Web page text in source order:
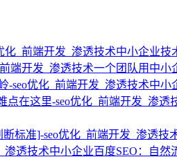
中小企业技
一个团队用中小
中小
中小企业百度SEO：自然